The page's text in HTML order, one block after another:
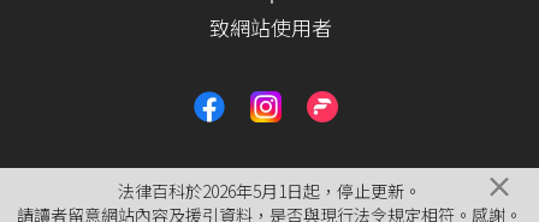
致網站使用者
法律百科於2026年5月1日起，停止更新。
請讀者留意網站內容及援引資料，是否與現行法令規定相符。感謝。
×